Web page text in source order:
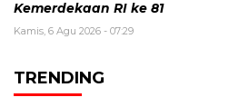
Kemerdekaan RI ke 81
Kamis, 6 Agu 2026 - 07:29
TRENDING